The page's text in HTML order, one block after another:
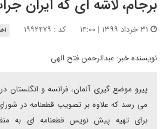
برجام، لاشه ای که ایران
کد : ۱۹۹۲۴۷۹
نویسنده خبر: عبدالرحمن فتح الهی
پیرو موضع گیری آلمان، فرانسه و انگلستان در
می رسد که علاوه بر تصویب قطعنامه در
برای تهیه پیش نویس قطعنامه ای به